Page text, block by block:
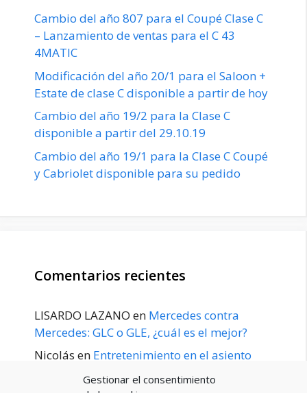
Gestionar el consentimiento
Cambio del año 807 para el Coupé Clase C
– Lanzamiento de ventas para el C 43
4MATIC
Modificación del año 20/1 para el Saloon +
Estate de clase C disponible a partir de hoy
Cambio del año 19/2 para la Clase C
disponible a partir del 29.10.19
Cambio del año 19/1 para la Clase C Coupé
y Cabriolet disponible para su pedido
Comentarios recientes
LISARDO LAZANO en Mercedes contra
Mercedes: GLC o GLE, ¿cuál es el mejor?
Nicolás en Entretenimiento en el asiento
trasero para el GLE / GLS disponible a
principios de 2020